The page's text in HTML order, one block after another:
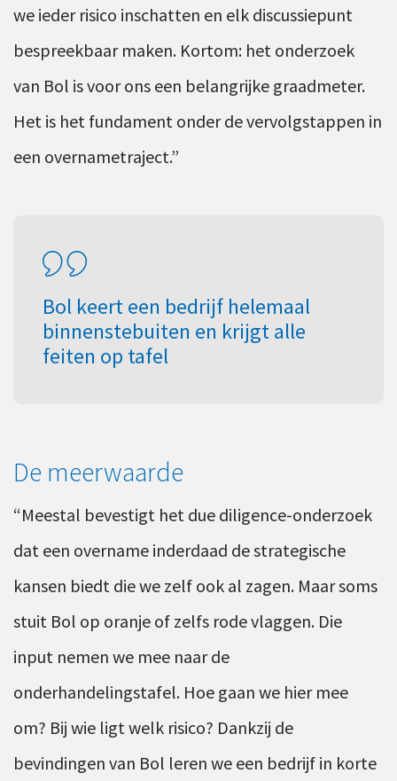
we ieder risico inschatten en elk discussiepunt
bespreekbaar maken. Kortom: het onderzoek
van Bol is voor ons een belangrijke graadmeter.
Het is het fundament onder de vervolgstappen in
een overnametraject.”
Bol keert een bedrijf helemaal
binnenstebuiten en krijgt alle
feiten op tafel
De meerwaarde
“Meestal bevestigt het due diligence-onderzoek
dat een overname inderdaad de strategische
kansen biedt die we zelf ook al zagen. Maar soms
stuit Bol op oranje of zelfs rode vlaggen. Die
input nemen we mee naar de
onderhandelingstafel. Hoe gaan we hier mee
om? Bij wie ligt welk risico? Dankzij de
bevindingen van Bol leren we een bedrijf in korte